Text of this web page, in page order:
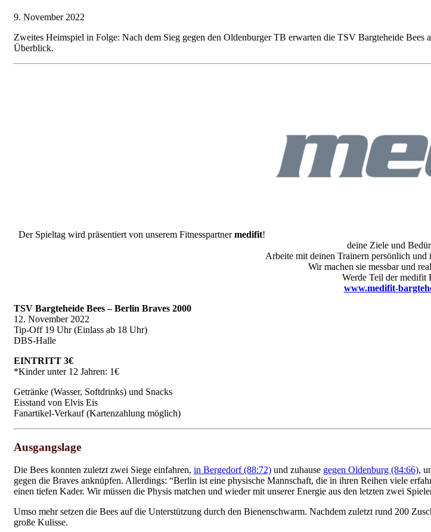
9. November 2022
Zweites Heimspiel in Folge: Nach dem Sieg gegen den Oldenburger TB erwarten die TSV Bargteheide
Überblick.
Der Spieltag wird präsentiert von unserem Fitnesspartnermedifit!
deine Ziele und
Arbeite mit deinen Trainern persönlich
Wir machen sie messbar und
Werde Teil der medifit
www.medifit-
TSV Bargteheide Bees – Berlin Braves 2000
12. November 2022
Tip-Off 19 Uhr (Einlass ab 18 Uhr)
DBS-Halle
EINTRITT 3€
*Kinder unter 12 Jahren: 1€
Getränke (Wasser, Softdrinks) und Snacks
Eisstand von Elvis Eis
Fanartikel-Verkauf (Kartenzahlung möglich)
Ausgangslage
Die Bees konnten zuletzt zwei Siege einfahren, in Bergedorf (88:72) und zuhause gegen Oldenburg (84:66),
gegen die Braves anknüpfen. Allerdings: “Berlin ist eine physische Mannschaft, die in ihren Reihen viele
einen tiefen Kader. Wir müssen die Physis matchen und wieder mit unserer Energie aus den letzten zwei
Umso mehr setzen die Bees auf die Unterstützung durch den Bienenschwarm. Nachdem zuletzt rund 200
große Kulisse.